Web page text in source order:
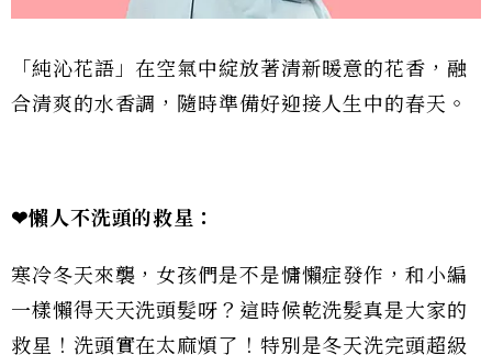
「純沁花語」在空氣中綻放著清新暖意的花香，融
合清爽的水香調，隨時準備好迎接人生中的春天。
❤懶人不洗頭的救星：
寒冷冬天來襲，女孩們是不是慵懶症發作，和小編
一樣懶得天天洗頭髮呀？這時候乾洗髮真是大家的
救星！洗頭實在太麻煩了！特別是冬天洗完頭超級